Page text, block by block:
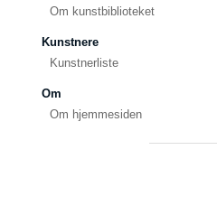
Om kunstbiblioteket
Kunstnere
Kunstnerliste
Om
Om hjemmesiden